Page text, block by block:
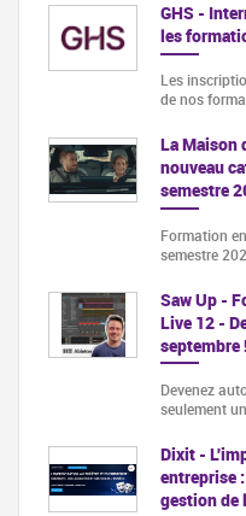
GHS -
les
Les
de nos
La Maison
nouveau
semestre
Formation
semestre
Saw Up -
Live 12 -
septembre
Devenez
seulement
Dixit -
entreprise
gestion de